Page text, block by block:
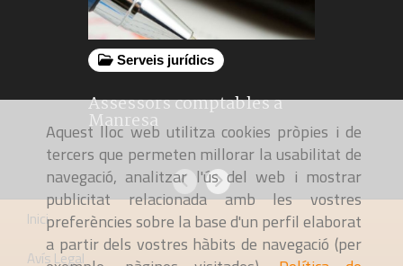
Aquest lloc web utilitza cookies pròpies i de
tercers que permeten millorar la usabilitat de
navegació, analitzar l'ús del web i mostrar
publicitat relacionada amb les vostres
preferències sobre la base d'un perfil elaborat
a partir dels vostres hàbits de navegació (per
Serveis jurídics
Assessors comptables a
Manresa
AnteriorSegüent
Inici
Avís Legal